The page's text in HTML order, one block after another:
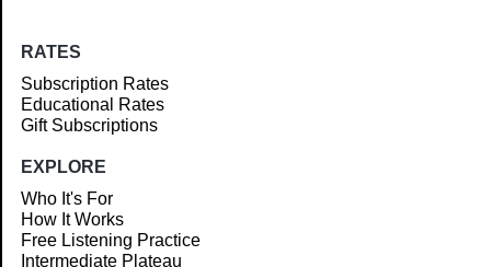
RATES
Subscription Rates
Educational Rates
Gift Subscriptions
EXPLORE
Who It's For
How It Works
Free Listening Practice
Intermediate Plateau